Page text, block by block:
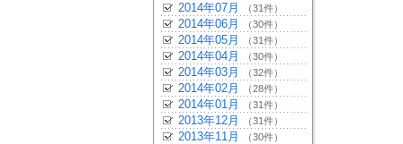
2014年07月 （31件）
2014年06月 （30件）
2014年05月 （31件）
2014年04月 （30件）
2014年03月 （32件）
2014年02月 （28件）
2014年01月 （31件）
2013年12月 （31件）
2013年11月 （30件）